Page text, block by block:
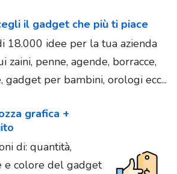
il gadget che più ti piace
18.000 idee per la tua azienda
zaini, penne, agende, borracce,
gadget per bambini, orologi ecc...
grafica +
di: quantità,
e colore del gadget